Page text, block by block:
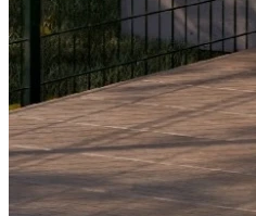
Es befinden sich keine
🔒Sichere Zahlung überMollie
🛡️ SSL-verschlüsselte Übertragung